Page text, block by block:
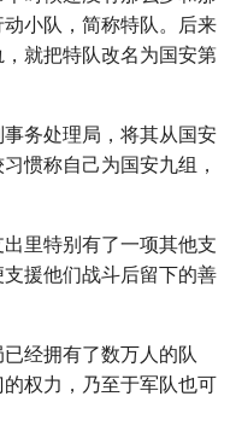
小队，简称特队。后来
就把特队改名为国安第
务处理局，将其从国安
惯称自己为国安九组，
里特别有了一项其他支
援他们战斗后留下的善
经拥有了数万人的队
权力，乃至于军队也可